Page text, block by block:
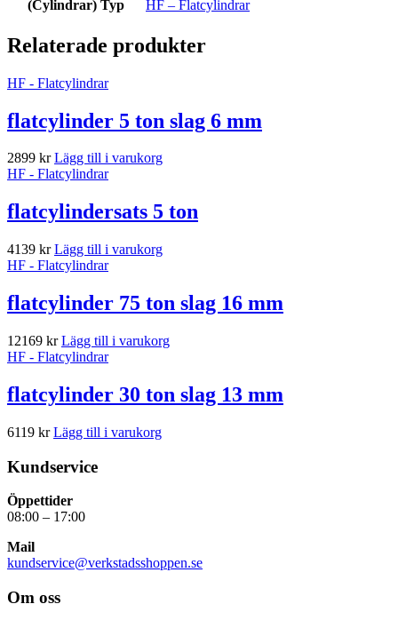
(Cylindrar) Typ
HF – Flatcylindrar
Relaterade produkter
HF - Flatcylindrar
flatcylinder 5 ton slag 6 mm
2899 kr Lägg till i varukorg
HF - Flatcylindrar
flatcylindersats 5 ton
4139 kr Lägg till i varukorg
HF - Flatcylindrar
flatcylinder 75 ton slag 16 mm
12169 kr Lägg till i varukorg
HF - Flatcylindrar
flatcylinder 30 ton slag 13 mm
6119 kr Lägg till i varukorg
Kundservice
Öppettider
08:00 – 17:00
Mail
kundservice@verkstadsshoppen.se
Om oss